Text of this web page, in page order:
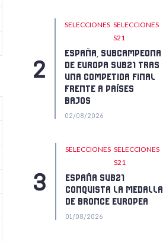
SELECCIONES SELECCIONES
S21
ESPAÑA, SUBCAMPEONA
DE EUROPA SUB21 TRAS
UNA COMPETIDA FINAL
FRENTE A PAÍSES
BAJOS
02/08/2026
SELECCIONES SELECCIONES
S21
ESPAÑA SUB21
CONQUISTA LA MEDALLA
DE BRONCE EUROPEA
01/08/2026